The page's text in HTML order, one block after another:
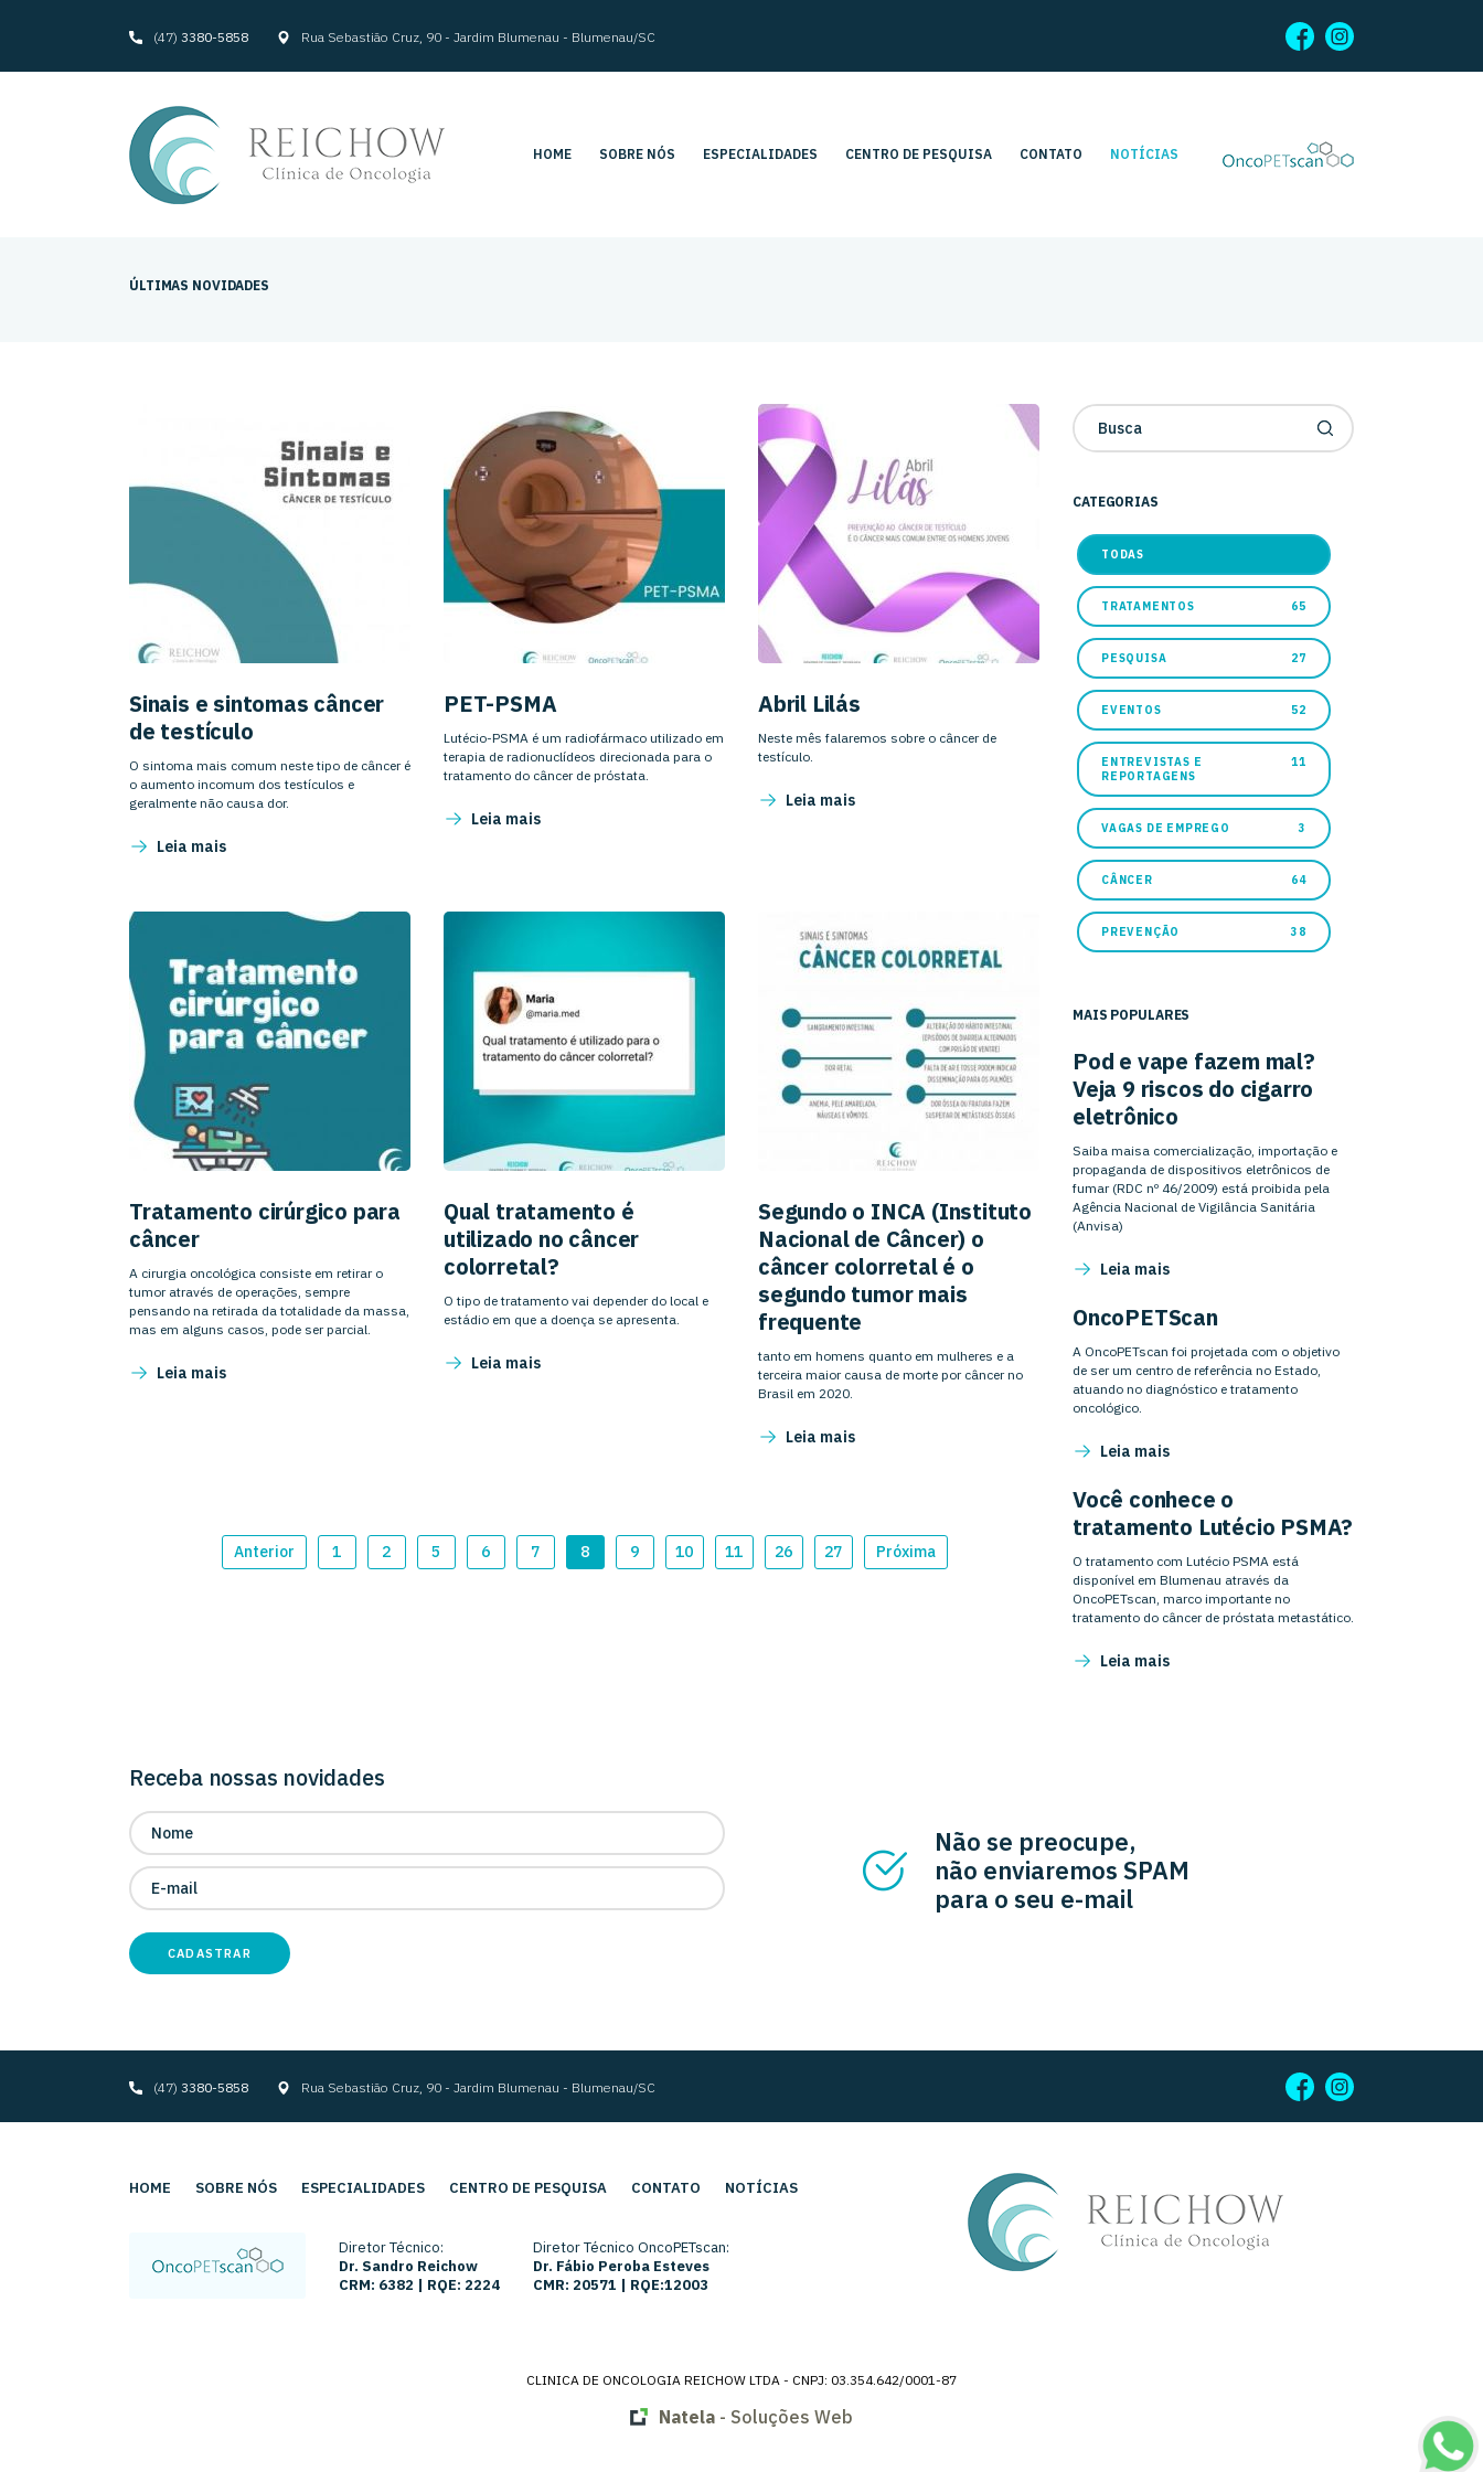
(47) 3380-5858 Rua Sebastião Cruz, 90 - Jardim Blumenau - Blumenau/SC
HOME SOBRE NÓS ESPECIALIDADES CENTRO DE PESQUISA CONTATO NOTÍCIAS
ÚLTIMAS NOVIDADES
Sinais e sintomas câncer
de testículo
O sintoma mais comum neste tipo de câncer é
o aumento incomum dos testículos e
geralmente não causa dor.
Leia mais
PET-PSMA
Lutécio-PSMA é um radiofármaco utilizado em
terapia de radionuclídeos direcionada para o
tratamento do câncer de próstata.
Leia mais
Abril Lilás
Neste mês falaremos sobre o câncer de
testículo.
Leia mais
Tratamento cirúrgico para
câncer
A cirurgia oncológica consiste em retirar o
tumor através de operações, sempre
pensando na retirada da totalidade da massa,
mas em alguns casos, pode ser parcial.
Leia mais
Qual tratamento é
utilizado no câncer
colorretal?
O tipo de tratamento vai depender do local e
estádio em que a doença se apresenta.
Leia mais
Segundo o INCA (Instituto
Nacional de Câncer) o
câncer colorretal é o
segundo tumor mais
frequente
tanto em homens quanto em mulheres e a
terceira maior causa de morte por câncer no
Brasil em 2020.
Leia mais
Anterior 1 2 5 6 7 8 9 10 11 26 27 Próxima
CATEGORIAS
TODAS
TRATAMENTOS 65
PESQUISA 27
EVENTOS 52
ENTREVISTAS E
REPORTAGENS
11
VAGAS DE EMPREGO 3
CÂNCER 64
PREVENÇÃO 38
MAIS POPULARES
Pod e vape fazem mal?
Veja 9 riscos do cigarro
eletrônico
Saiba maisa comercialização, importação e
propaganda de dispositivos eletrônicos de
fumar (RDC nº 46/2009) está proibida pela
Agência Nacional de Vigilância Sanitária
(Anvisa)
Leia mais
OncoPETScan
A OncoPETscan foi projetada com o objetivo
de ser um centro de referência no Estado,
atuando no diagnóstico e tratamento
oncológico.
Leia mais
Você conhece o
tratamento Lutécio PSMA?
O tratamento com Lutécio PSMA está
disponível em Blumenau através da
OncoPETscan, marco importante no
tratamento do câncer de próstata metastático.
Leia mais
Receba nossas novidades
CADASTRAR
Não se preocupe,
não enviaremos SPAM
para o seu e-mail
(47) 3380-5858 Rua Sebastião Cruz, 90 - Jardim Blumenau - Blumenau/SC
HOME SOBRE NÓS ESPECIALIDADES CENTRO DE PESQUISA CONTATO NOTÍCIAS
Diretor Técnico:
Dr. Sandro Reichow
CRM: 6382 | RQE: 2224
Diretor Técnico OncoPETscan:
Dr. Fábio Peroba Esteves
CMR: 20571 | RQE:12003
CLINICA DE ONCOLOGIA REICHOW LTDA - CNPJ: 03.354.642/0001-87
Natela - Soluções Web